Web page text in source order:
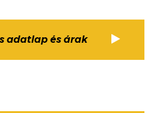
adatlap és árak